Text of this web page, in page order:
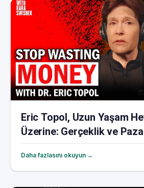
Eric Topol, Uzun Yaşam
Üzerine: Gerçeklik ve
Daha fazlasını okuyun ←